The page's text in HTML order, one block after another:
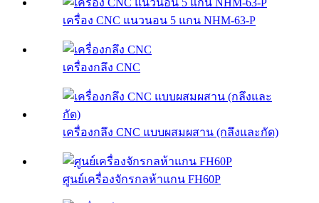
เครื่อง CNC แนวนอน 5 แกน NHM-63-P
เครื่องกลึง CNC
เครื่องกลึง CNC แบบผสมผสาน (กลึงและกัด)
ศูนย์เครื่องจักรกลห้าแกน FH60P